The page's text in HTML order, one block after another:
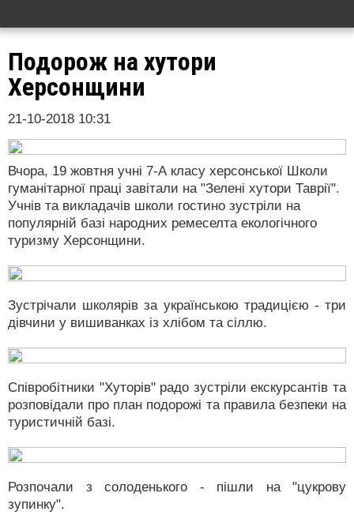
Подорож на хутори
Херсонщини
21-10-2018 10:31
Вчора, 19 жовтня учні 7-А класу херсонської Школи
гуманітарної праці завітали на "Зелені хутори Таврії".
Учнів та викладачів школи гостино зустріли на
популярній базі народних ремеселта екологічного
туризму Херсонщини.
Зустрічали школярів за українською традицією - три
дівчини у вишиванках із хлібом та сіллю.
Співробітники "Хуторів" радо зустріли екскурсантів та
розповідали про план подорожі та правила безпеки на
туристичній базі.
Розпочали з солоденького - пішли на "цукрову
зупинку".